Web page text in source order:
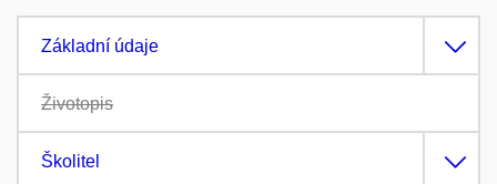
Základní údaje
Životopis
Školitel